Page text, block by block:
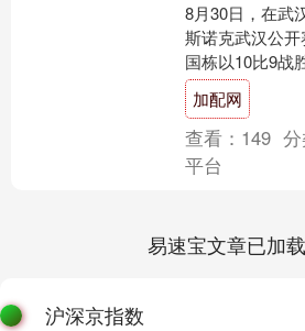
8月30日，在武
斯诺克武汉公
国栋以10比9战
成功卫冕该项赛
业生涯第二....
加配网
查看： 149 分
平台
易速宝文章已加
沪深京指数